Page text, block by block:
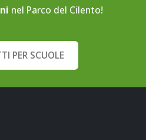
nel Parco del Cilento!
PER SCUOLE